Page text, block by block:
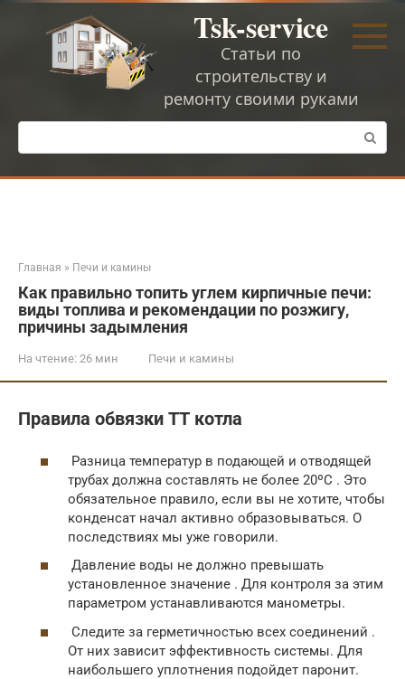
Перейти
Tsk-service
Статьи по
строительству и
ремонту своими руками
Поиск:
Главная » Печи и камины
Как правильно топить углем кирпичные печи:
виды топлива и рекомендации по розжигу,
причины задымления
На чтение: 26 мин Печи и камины
Правила обвязки ТТ котла
Разница температур в подающей и отводящей
трубах должна составлять не более 20ºС . Это
обязательное правило, если вы не хотите, чтобы
конденсат начал активно образовываться. О
последствиях мы уже говорили.
Давление воды не должно превышать
установленное значение . Для контроля за этим
параметром устанавливаются манометры.
Следите за герметичностью всех соединений .
От них зависит эффективность системы. Для
наибольшего уплотнения подойдет паронит.